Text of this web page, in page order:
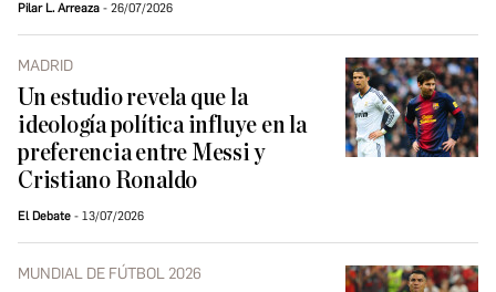
Pilar L. Arreaza 26/07/2026
MADRID
Un estudio revela que la
ideología política influye en la
preferencia entre Messi y
Cristiano Ronaldo
El Debate 13/07/2026
MUNDIAL DE FÚTBOL 2026